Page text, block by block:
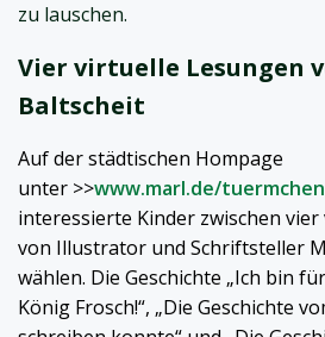
zu lauschen.
Vier virtuelle Lesungen
Baltscheit
Auf der städtischen Hompage
unter >>www.marl.de/tuermchen
interessierte Kinder zwischen
von Illustrator und Schriftsteller
wählen. Die Geschichte „Ich bin
König Frosch!“, „Die Geschichte